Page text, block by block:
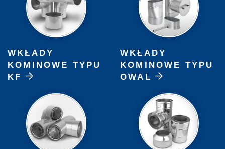
WKŁADY
KOMINOWE TYPU
KF
WKŁADY
KOMINOWE TYPU
OWAL